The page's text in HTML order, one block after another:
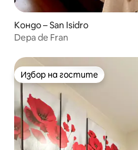
Кондо – San Isidro
Depa de Fran
Избор на гостите
Избор на гостите